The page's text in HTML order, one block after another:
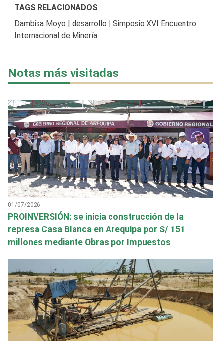
TAGS RELACIONADOS
Dambisa Moyo
desarrollo
Simposio XVI Encuentro
Internacional de Minería
Notas más visitadas
01/07/2026
PROINVERSIÓN: se inicia construcción de la
represa Casa Blanca en Arequipa por S/ 151
millones mediante Obras por Impuestos